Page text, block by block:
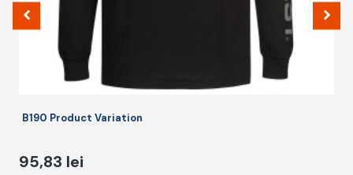
B190 Product Variation
95,83 lei